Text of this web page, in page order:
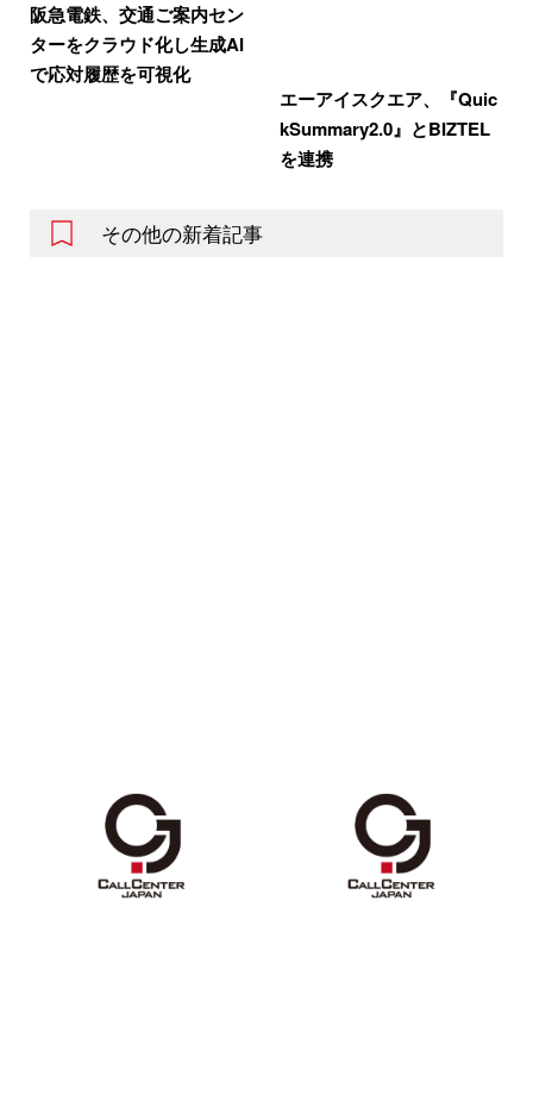
阪急電鉄、交通ご案内セン
ターをクラウド化し生成AI
で応対履歴を可視化
エーアイスクエア、『Quic
kSummary2.0』とBIZTEL
を連携
その他の新着記事